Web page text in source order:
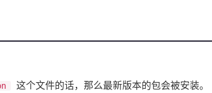
这个文件的话，那么最新版本的包会被安装。